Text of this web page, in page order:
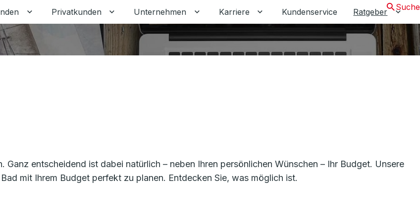
Suche
Untermenü für Gewerbekunden umschalten
Privatkunden Untermenü für Privatkunden umschalten
Unternehmen Untermenü für Unternehmen umschalten
Karriere Untermenü für Karriere umschalten
Kundenservice Ratgeber
Ganz entscheidend ist dabei natürlich – neben Ihren persönlichen Wünschen – Ihr Budget. Unsere
mit Ihrem Budget perfekt zu planen. Entdecken Sie, was möglich ist.